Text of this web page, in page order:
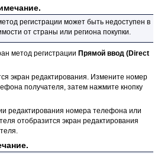
регистрации может быть недоступен в
от страны или региона покупки.
метод регистрации Прямой ввод (Direct
экран редактирования.
Измените номер
получателя, затем нажмите кнопку
редактирования номера телефона или
отобразится экран редактирования